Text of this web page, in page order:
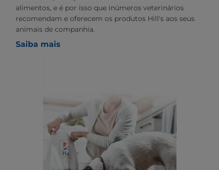
alimentos, e é por isso que inúmeros veterinários
recomendam e oferecem os produtos Hill's aos seus
animais de companhia.
Saiba mais